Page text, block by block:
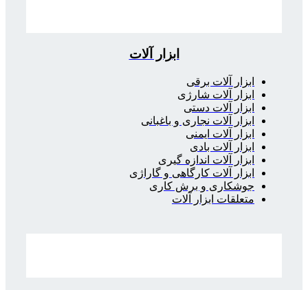
ابزار آلات
ابزار آلات برقی
ابزار آلات شارژی
ابزار آلات دستی
ابزار آلات نجاری و باغبانی
ابزار آلات ایمنی
ابزار آلات بادی
ابزار آلات اندازه گیری
ابزار آلات کارگاهی و گاراژی
جوشکاری و برش کاری
متعلقات ابزار آلات